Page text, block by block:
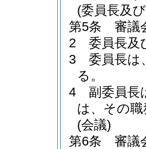
(委員長及
第5条
審議
2
委員長及
3
委員長は
る。
4
副委員長
は、その
(会議)
第6条
審議